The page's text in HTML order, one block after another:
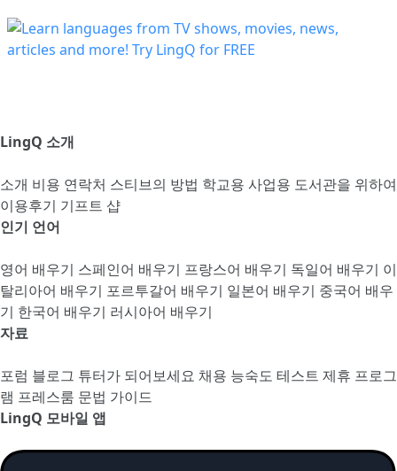
LingQ 소개
소개 비용 연락처 스티브의 방법 학교용 사업용 도서관을 위하여
이용후기 기프트 샵
인기 언어
영어 배우기 스페인어 배우기 프랑스어 배우기 독일어 배우기 이
탈리아어 배우기 포르투갈어 배우기 일본어 배우기 중국어 배우
기 한국어 배우기 러시아어 배우기
자료
포럼 블로그 튜터가 되어보세요 채용 능숙도 테스트 제휴 프로그
램 프레스룸 문법 가이드
LingQ 모바일 앱